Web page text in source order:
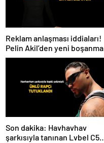
Reklam anlaşması iddiaları!
Pelin Akil’den yeni boşanma
açıklaması
Son dakika: Havhavhav
şarkısıyla tanınan Lvbel C5